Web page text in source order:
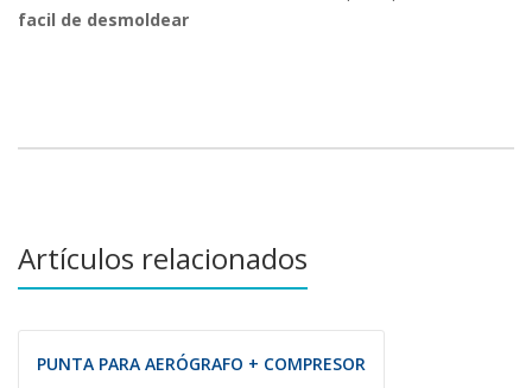
facil de desmoldear
Artículos relacionados
PUNTA PARA AERÓGRAFO + COMPRESOR